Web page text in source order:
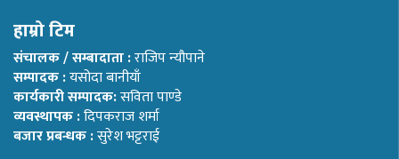
हाम्रो टिम
संचालक / सम्बादाता :राजिप न्यौपाने
सम्पादक :यसोदा बानीयाँ
कार्यकारी सम्पादक:सविता पाण्डे
व्यवस्थापक :दिपकराज शर्मा
बजार प्रबन्धक :सुरेश भट्टराई